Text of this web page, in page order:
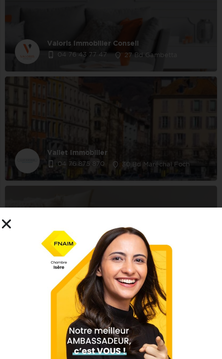
Valoris Immobilier Conseil
04 76 43 77 47 27 Bd Gambetta
Vallet Immobilier
04 76 875 870 30 Bd Maréchal Foch
Taulier Immobilier
04 76 36 06 33 65 Grande Rue